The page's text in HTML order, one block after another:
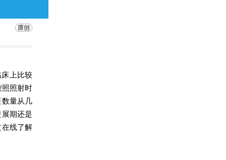
上比较
照射时
量从几
期还是
线了解